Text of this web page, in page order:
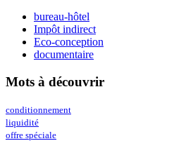
bureau-hôtel
Impôt indirect
Eco-conception
documentaire
Mots à découvrir
conditionnement
liquidité
offre spéciale